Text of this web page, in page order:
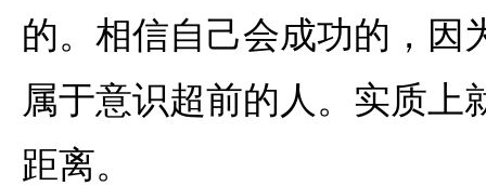
的。相信自己会成功的，因
属于意识超前的人。实质上
距离。